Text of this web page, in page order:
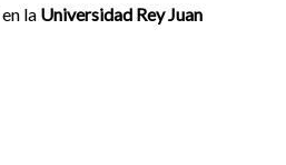
en la Universidad Rey Juan